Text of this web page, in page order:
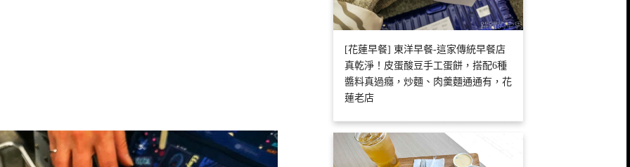
[花蓮早餐] 東洋早餐-這家傳統早餐店
真乾淨！皮蛋酸豆手工蛋餅，搭配6種
醬料真過癮，炒麵、肉羹麵通通有，花
蓮老店